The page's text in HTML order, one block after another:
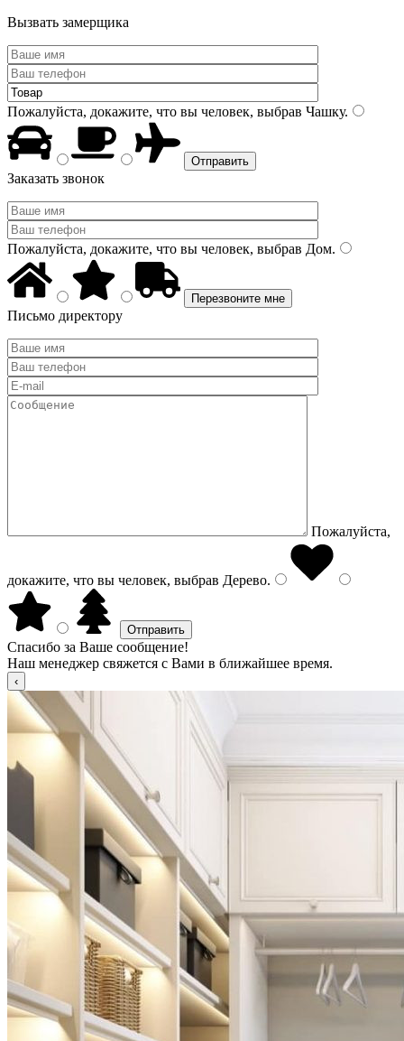
Вызвать замерщика
Пожалуйста, докажите, что вы человек, выбрав Чашку.
Заказать звонок
Пожалуйста, докажите, что вы человек, выбрав Дом.
Письмо директору
Пожалуйста,
докажите, что вы человек, выбрав Дерево.
Спасибо за Ваше сообщение!
Наш менеджер свяжется с Вами в ближайшее время.